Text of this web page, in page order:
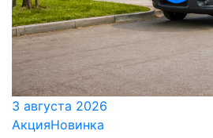
3 августа 2026
АкцияНовинка